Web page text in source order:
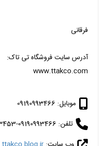
فرقانی
آدرس سایت فروشگاه تی تاک:
www.ttakco.com
موبایل: 09190993466
تلفن: 09190993466-09197443453